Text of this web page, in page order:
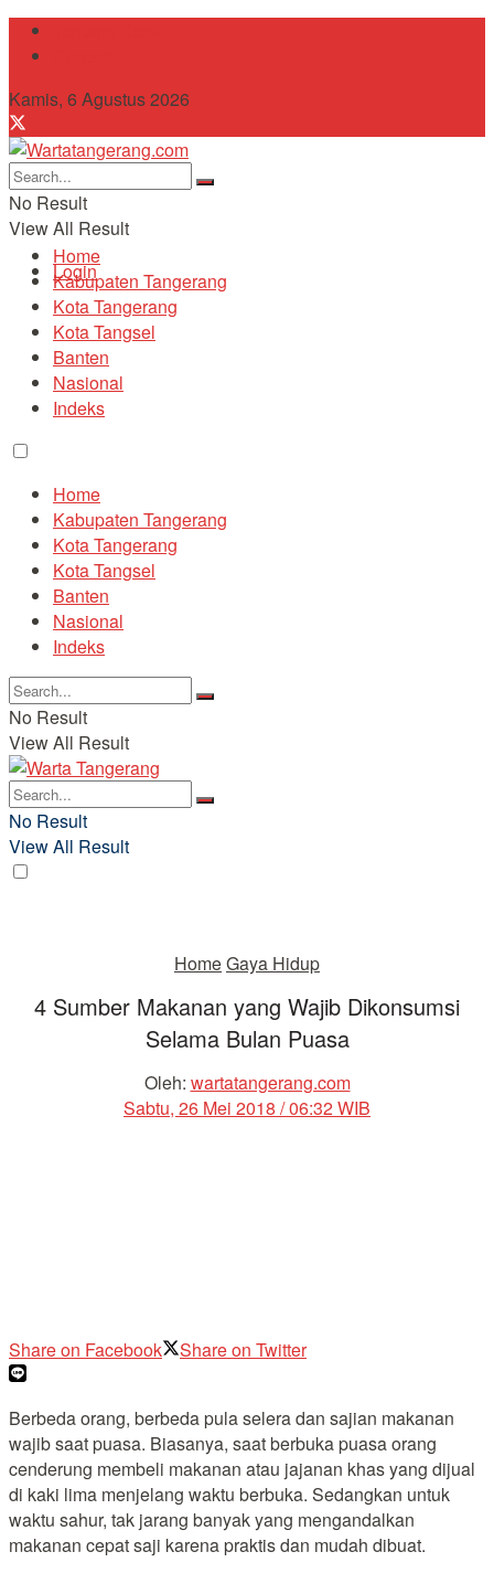
Kamis, 6 Agustus 2026
No Result
View All Result
Login
Home
Kabupaten Tangerang
Kota Tangerang
Kota Tangsel
Banten
Nasional
Indeks
Home
Kabupaten Tangerang
Kota Tangerang
Kota Tangsel
Banten
Nasional
Indeks
No Result
View All Result
No Result
View All Result
HomeGaya Hidup
4 Sumber Makanan yang Wajib Dikonsumsi
Selama Bulan Puasa
Oleh: wartatangerang.com
Sabtu, 26 Mei 2018 / 06:32 WIB
Share on Facebook Share on Twitter
Berbeda orang, berbeda pula selera dan sajian makanan
wajib saat puasa. Biasanya, saat berbuka puasa orang
cenderung membeli makanan atau jajanan khas yang dijual
di kaki lima menjelang waktu berbuka. Sedangkan untuk
waktu sahur, tak jarang banyak yang mengandalkan
makanan cepat saji karena praktis dan mudah dibuat.